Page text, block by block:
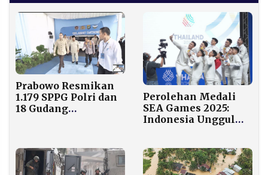
Prabowo Resmikan
1.179 SPPG Polri dan
18 Gudang
Perolehan Medali
SEA Games 2025:
Indonesia Unggul